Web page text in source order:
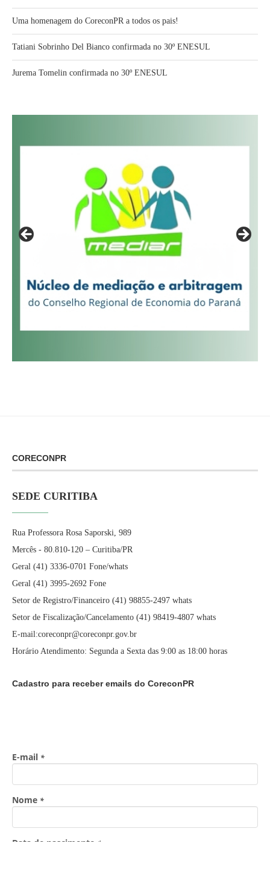
Uma homenagem do CoreconPR a todos os pais!
Tatiani Sobrinho Del Bianco confirmada no 30º ENESUL
Jurema Tomelin confirmada no 30º ENESUL
CORECONPR
SEDE CURITIBA
Rua Professora Rosa Saporski, 989
Mercês - 80.810-120 – Curitiba/PR
Geral (41) 3336-0701 Fone/whats
Geral (41) 3995-2692 Fone
Setor de Registro/Financeiro (41) 98855-2497 whats
Setor de Fiscalização/Cancelamento (41) 98419-4807 whats
E-mail:coreconpr@coreconpr.gov.br
Horário Atendimento: Segunda a Sexta das 9:00 as 18:00 horas
Cadastro para receber emails do CoreconPR